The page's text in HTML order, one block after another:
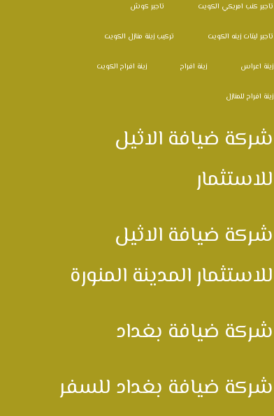
تاجير كنب امريكي الكويت تاجير كوش
تاجير ليتات زينه الكويت تركيب زينة منازل الكويت
زينة اعراس زينة افراح زينة افراح الكويت
زينة افراح للمنازل
شركة ضيافة الاثيل
للاستثمار
شركة ضيافة الاثيل
للاستثمار المدينة المنورة
شركة ضيافة بغداد
شركة ضيافة بغداد للسفر